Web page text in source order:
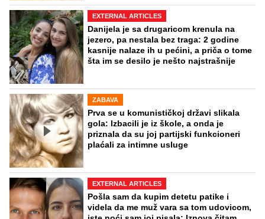
EXTERNAL ARTICLES
Danijela je sa drugaricom krenula na
jezero, pa nestala bez traga: 2 godine
kasnije nalaze ih u pećini, a priča o tome
šta im se desilo je nešto najstrašnije
ZABAVA
Prva se u komunističkoj državi slikala
gola: Izbacili je iz škole, a onda je
priznala da su joj partijski funkcioneri
plaćali za intimne usluge
EXTERNAL ARTICLES
Pošla sam da kupim detetu patike i
videla da me muž vara sa tom udovicom,